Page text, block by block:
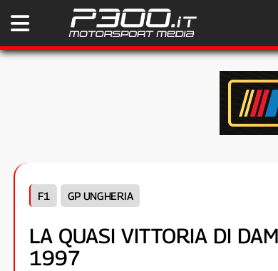
F1 GP UNGHERIA
LA QUASI VITTORIA DI
1997